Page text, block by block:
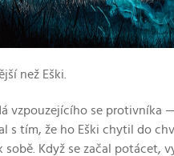
než Eški.
vzpouzejícího se protivníka
s tím, že ho Eški chytil do
Když se začal potácet,